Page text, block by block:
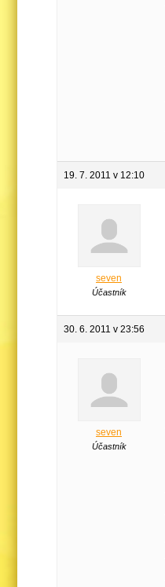
19. 7. 2011 v 12:10
seven
Účastník
30. 6. 2011 v 23:56
seven
Účastník